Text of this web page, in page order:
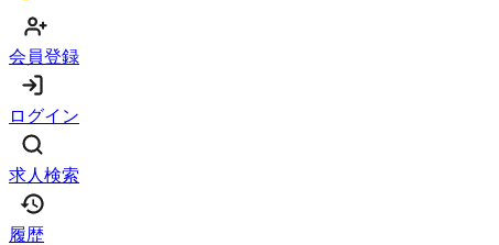
会員登録
ログイン
求人検索
履歴